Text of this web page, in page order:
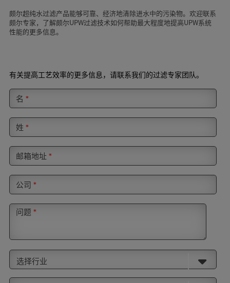
颇尔超纯水过滤产品能够可靠、经济地清除进水中的污染物。欢迎联系
颇尔专家，了解颇尔UPW过滤技术如何帮助最大程度地提高UPW系统
性能的更多信息。
有关提高工艺效率的更多信息，请联系我们的过滤专家团队。
名 *
姓 *
邮箱地址 *
公司 *
问题*
选择行业